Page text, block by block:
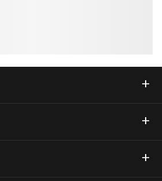
+
+
+